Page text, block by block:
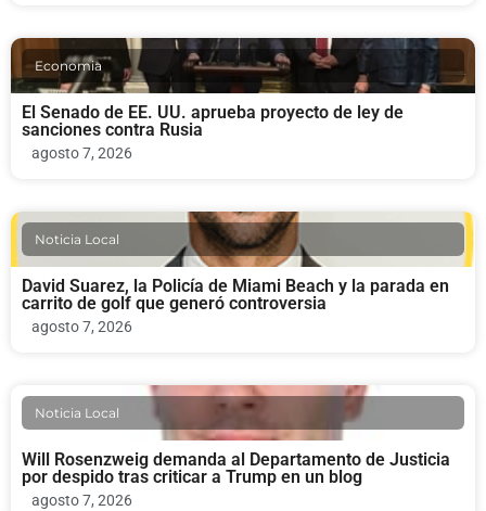
Economia
El Senado de EE. UU. aprueba proyecto de ley de
sanciones contra Rusia
agosto 7, 2026
Noticia Local
David Suarez, la Policía de Miami Beach y la parada en
carrito de golf que generó controversia
agosto 7, 2026
Noticia Local
Will Rosenzweig demanda al Departamento de Justicia
por despido tras criticar a Trump en un blog
agosto 7, 2026